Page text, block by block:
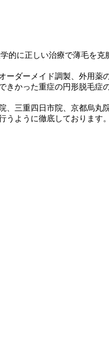
的に正しい治療で薄毛を
ダーメイド調製、外用薬
かった重症の円形脱毛症
三重四日市院、京都烏丸
ように徹底しております。